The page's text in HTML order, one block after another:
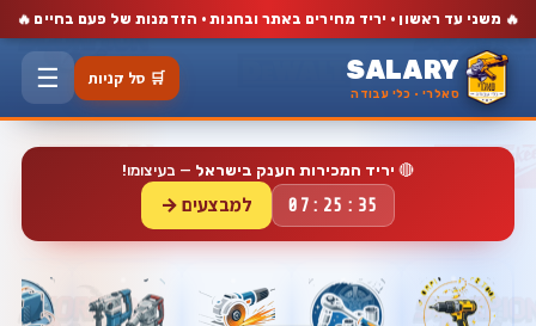
🔥 משני עד ראשון · יריד מחירים באתר ובחנות · הזדמנות של פעם בחיים🔥
SALARY
סאלרי · כלי עבודה
🛒 סל קניות ☰
🔴 יריד המכירות הענק בישראל — בעיצומו!
07:25:34 למבצעים →